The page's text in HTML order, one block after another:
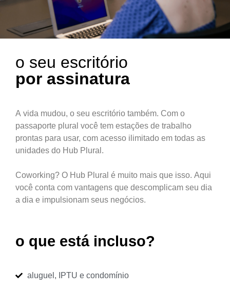
o seu escritório
por assinatura
A vida mudou, o seu escritório também. Com o
passaporte plural você tem estações de trabalho
prontas para usar, com acesso ilimitado em todas as
unidades do Hub Plural.
Coworking? O Hub Plural é muito mais que isso. Aqui
você conta com vantagens que descomplicam seu dia
a dia e impulsionam seus negócios.
o que está incluso?
aluguel, IPTU e condomínio